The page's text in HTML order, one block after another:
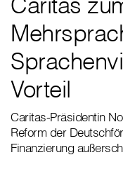
Vorteil
Caritas-Präsidentin
Reform der
Finanzierung